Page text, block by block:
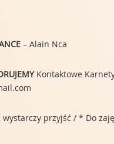
– Alain Nca
Kontaktowe
wystarczy przyjść / * Do